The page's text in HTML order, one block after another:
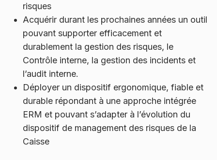
risques
Acquérir durant les prochaines années un outil
pouvant supporter efficacement et
durablement la gestion des risques, le
Contrôle interne, la gestion des incidents et
l’audit interne.
Déployer un dispositif ergonomique, fiable et
durable répondant à une approche intégrée
ERM et pouvant s’adapter à l’évolution du
dispositif de management des risques de la
Caisse